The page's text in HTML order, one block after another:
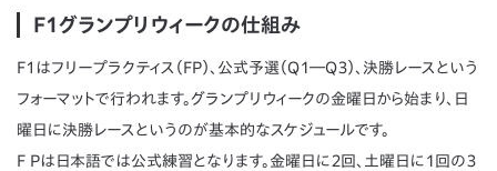
F1グランプリウィークの仕組み
F1はフリープラクティス（FP）、公式予選（Q１―Q３）、決勝レースという
フォーマットで行われます。グランプリウィークの金曜日から始まり、日
曜日に決勝レースというのが基本的なスケジュールです。
F Pは日本語では公式練習となります。金曜日に２回、土曜日に１回の３